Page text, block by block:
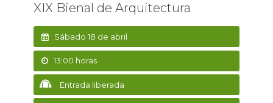
XIX Bienal de Arquitectura
Sábado 18 de abril
13:00 horas
Entrada liberada